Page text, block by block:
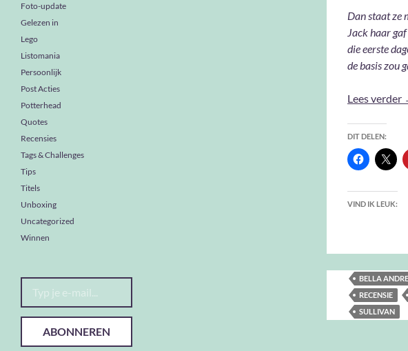
Dan staat ze
Jack haar
die eerste
de basis zou
Lees verder
DIT DELEN:
VIND IK LEUK:
BELLA ANDRE
RECENSIE
SULLIVAN
Foto-update
Gelezen in
Lego
Listomania
Persoonlijk
Post Acties
Potterhead
Quotes
Recensies
Tags & Challenges
Tips
Titels
Unboxing
Uncategorized
Winnen
Typ je e-mail...
ABONNEREN